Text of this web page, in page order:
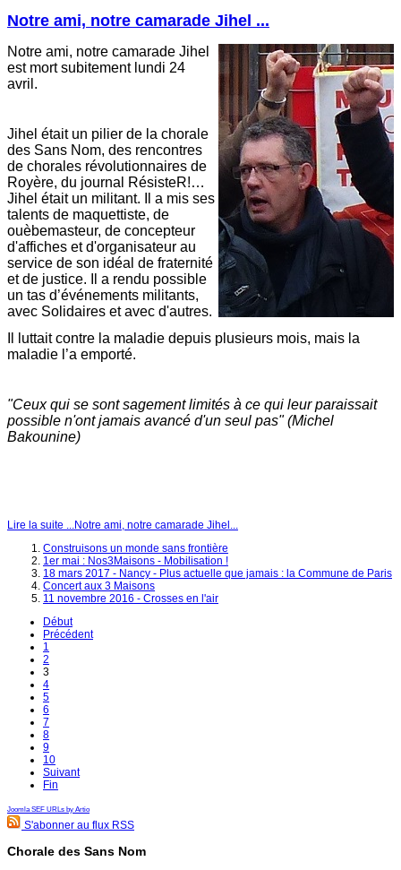
Notre ami, notre camarade Jihel ...
Notre ami, notre camarade Jihel
est mort subitement lundi 24
avril.
Jihel était un pilier de la chorale
des Sans Nom, des rencontres
de chorales révolutionnaires de
Royère, du journal RésisteR!…
Jihel était un militant. Il a mis ses
talents de maquettiste, de
ouèbemasteur, de concepteur
d'affiches et d'organisateur au
service de son idéal de fraternité
et de justice. Il a rendu possible
un tas d’événements militants,
avec Solidaires et avec d'autres.
Il luttait contre la maladie depuis plusieurs mois, mais la
maladie l’a emporté.
"Ceux qui se sont sagement limités à ce qui leur paraissait
possible n'ont jamais avancé d'un seul pas" (Michel
Bakounine)
Lire la suite ...Notre ami, notre camarade Jihel...
Construisons un monde sans frontière
1er mai : Nos3Maisons - Mobilisation !
18 mars 2017 - Nancy - Plus actuelle que jamais : la Commune de Paris
Concert aux 3 Maisons
11 novembre 2016 - Crosses en l'air
Début
Précédent
1
2
3
4
5
6
7
8
9
10
Suivant
Fin
Joomla SEF URLs by Artio
S'abonner au flux RSS
Chorale des Sans Nom